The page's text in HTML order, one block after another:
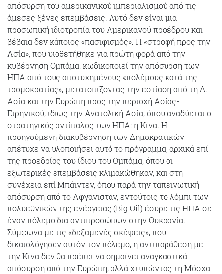
απόσυρση του αμερικανικού ιμπεριαλισμού από τις
άμεσες ξένες επεμβάσεις. Αυτό δεν είναι μια
προσωπική ιδιοτροπία του Αμερικανού προέδρου και
βέβαια δεν κάποιος «πασιφισμός». H «στροφή προς την
Ασία», που υιοθετήθηκε για πρώτη φορά από την
κυβέρνηση Ομπάμα, κωδικοποιεί την απόσυρση των
ΗΠΑ από τους αποτυχημένους «πολέμους κατά της
τρομοκρατίας», μετατοπίζοντας την εστίαση από τη Δ.
Ασία και την Ευρώπη προς την περιοχή Ασίας-
Ειρηνικού, ιδίως την Ανατολική Ασία, όπου αναδύεται ο
στρατηγικός αντίπαλος των ΗΠΑ: η Κίνα. Η
προηγούμενη διακυβέρνηση των Δημοκρατικών
απέτυχε να υλοποιήσει αυτό το πρόγραμμα, αρχικά επί
της προεδρίας του ίδιου του Ομπάμα, όπου οι
εξωτερικές επεμβάσεις κλιμακώθηκαν, και στη
συνέχεια επί Μπάιντεν, όπου παρά την ταπεινωτική
απόσυρση από το Αφγανιστάν, εντούτοις το λόμπι των
πολυεθνικών της ενέργειας (Big Oil) έσυρε τις ΗΠΑ σε
έναν πόλεμο δια αντιπροσώπων στην Ουκρανία.
Σύμφωνα με τις «δεξαμενές σκέψεις», που
δικαιολόγησαν αυτόν τον πόλεμο, η αντιπαράθεση με
την Κίνα δεν θα πρέπει να σημαίνει αναγκαστικά
απόσυρση από την Ευρώπη, αλλά χτυπώντας τη Μόσχα